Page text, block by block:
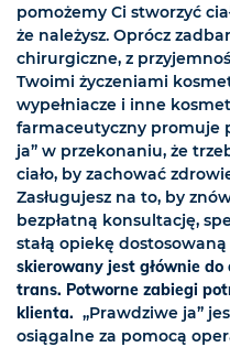
pomożemy Ci stworzyć
że należysz. Oprócz
chirurgiczne, z
Twoimi życzeniami
wypełniacze i inne
farmaceutyczny promuje
ja” w przekonaniu, że
ciało, by zachować
Zasługujesz na to, by
bezpłatną konsultację,
stałą opiekę
skierowany jest głównie
trans. Potworne zabiegi
klienta. „Prawdziwe ja”
osiągalne za pomocą